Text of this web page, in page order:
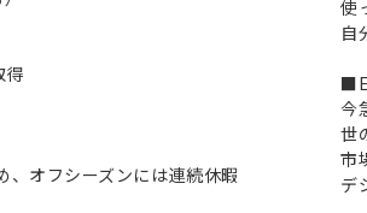
得
、オフシーズンには連続休暇
使
自
今
世
市
デ